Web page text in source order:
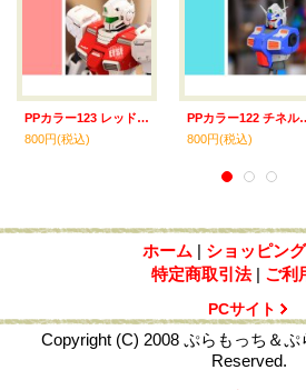
PPカラー123 レッド系専用下地色 つや消し 30ml
800円(税込)
PPカラー122 チネルブ
800円(税込)
ホーム | ショッピン
特定商取引法 | ご利
PCサイト
Copyright (C) 2008 ぷらもっち＆
Reserved.